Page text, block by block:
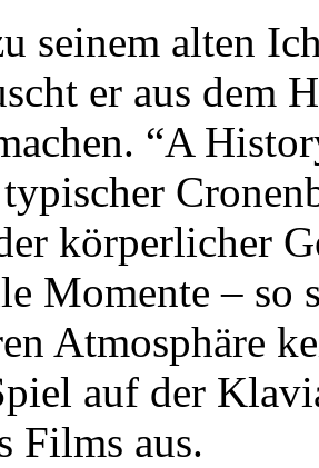
seinem alten
er aus dem
“A
körperlicher
Momente – so
Atmosphäre
auf der
Films aus.